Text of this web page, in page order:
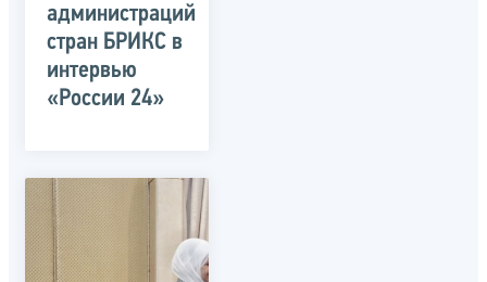
администраций
стран БРИКС в
интервью
«России 24»